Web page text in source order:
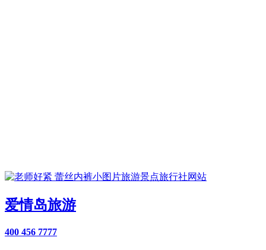
爱情岛旅游
400 456 7777